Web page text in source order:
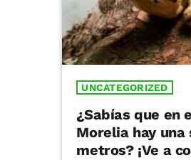
UNCATEGORIZED
¿Sabías que en
Morelia hay
metros? ¡Ve a